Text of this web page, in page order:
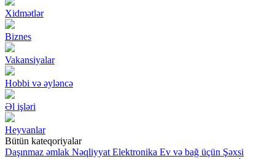
Xidmətlər
Biznes
Vakansiyalar
Hobbi və əyləncə
Əl işləri
Heyvanlar
Bütün kateqoriyalar
Daşınmaz əmlak Nəqliyyat Elektronika Ev və bağ üçün Şəxsi